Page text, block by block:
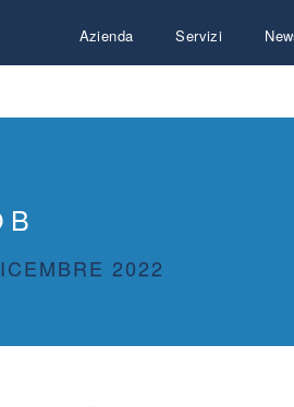
Azienda Servizi
B
2022